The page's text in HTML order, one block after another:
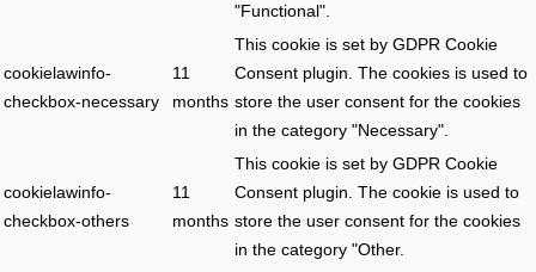
"Functional".
cookielawinfo-
checkbox-necessary
11
months
This cookie is set by GDPR Cookie
Consent plugin. The cookies is used to
store the user consent for the cookies
in the category "Necessary".
cookielawinfo-
checkbox-others
11
months
This cookie is set by GDPR Cookie
Consent plugin. The cookie is used to
store the user consent for the cookies
in the category "Other.